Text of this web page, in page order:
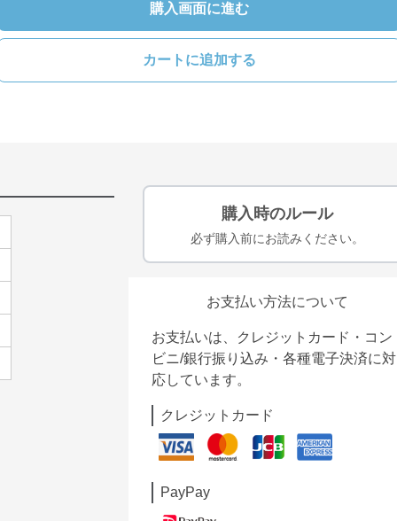
購入画面に進む
カートに追加する
購入時のルール
必ず購入前にお読みください。
お支払い方法について
お支払いは、クレジットカード・コン
ビニ/銀行振り込み・各種電子決済に対
応しています。
クレジットカード
PayPay